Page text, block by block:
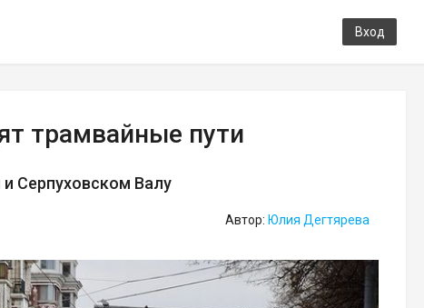
Вход
трамвайные пути
Серпуховском Валу
Автор: Юлия Дегтярева